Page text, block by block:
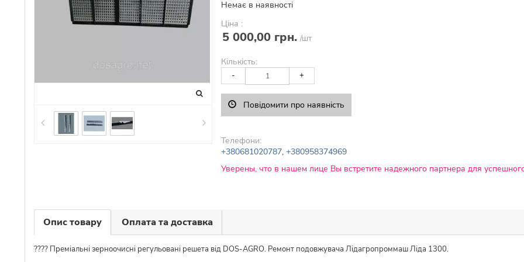
Немає в наявності
Ціна :
5 000,00 грн. /шт
Кількість:
- +
Повідомити про наявність
Телефони:
+380681020787, +380958374969
Уверены, что в нашем лице Вы встретите надежного партнера для
Опис товару Оплата та доставка
???? Преміальні зерноочисні регульовані решета від DOS-AGRO. Ремонт подовжувача Лідагропроммаш Ліда 1300.